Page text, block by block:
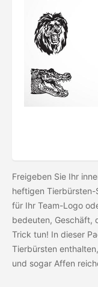
Freigeben Sie Ihr
heftigen
für Ihr Team-Logo
bedeuten, Geschäft,
Trick tun! In dieser
Tierbürsten
und sogar Affen